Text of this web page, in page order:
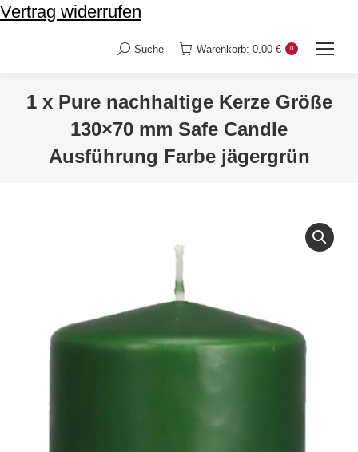
Vertrag widerrufen
Search:
Suche Warenkorb: 0,00 € 0
1 x Pure nachhaltige Kerze Größe
130×70 mm Safe Candle
Ausführung Farbe jägergrün